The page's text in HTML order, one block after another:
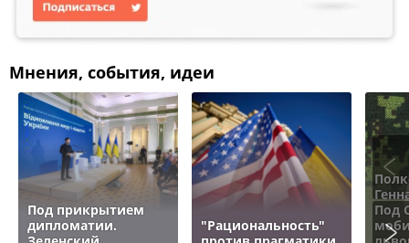
Мнения, события, идеи
Под прикрытием
дипломатии.
"Рациональность"
Под